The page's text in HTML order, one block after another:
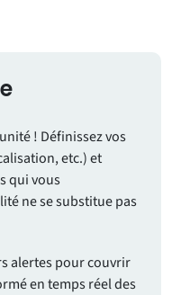
! Définissez vos
etc.) et
qui vous
ne se substitue pas
alertes pour couvrir
en temps réel des